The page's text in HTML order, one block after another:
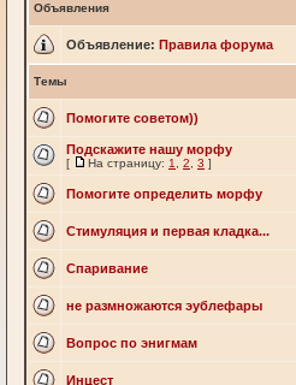
Объявления
Объявление: Правила форума
Темы
Помогите советом))
Подскажите нашу морфу
[ На страницу: 1 2 3 ]
Помогите определить морфу
Стимуляция и первая кладка...
Спаривание
не размножаются эублефары
Вопрос по энигмам
Инцест